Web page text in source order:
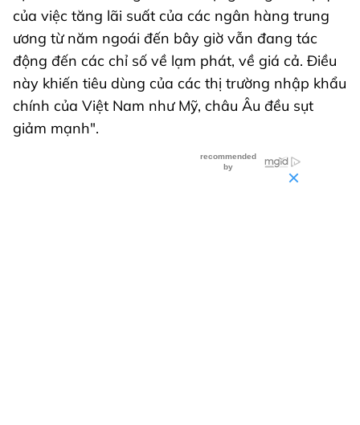
của việc tăng lãi suất của các ngân hàng trung
ương từ năm ngoái đến bây giờ vẫn đang tác
động đến các chỉ số về lạm phát, về giá cả. Điều
này khiến tiêu dùng của các thị trường nhập khẩu
chính của Việt Nam như Mỹ, châu Âu đều sụt
giảm mạnh".